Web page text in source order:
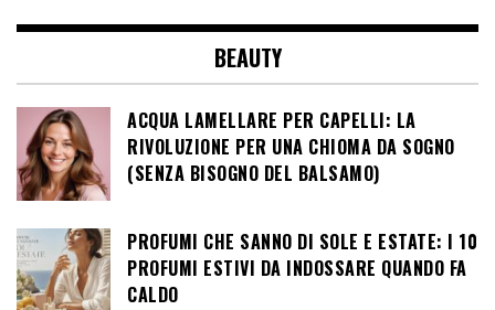
BEAUTY
ACQUA LAMELLARE PER CAPELLI: LA
RIVOLUZIONE PER UNA CHIOMA DA SOGNO
(SENZA BISOGNO DEL BALSAMO)
PROFUMI CHE SANNO DI SOLE E ESTATE: I 10
PROFUMI ESTIVI DA INDOSSARE QUANDO FA
CALDO